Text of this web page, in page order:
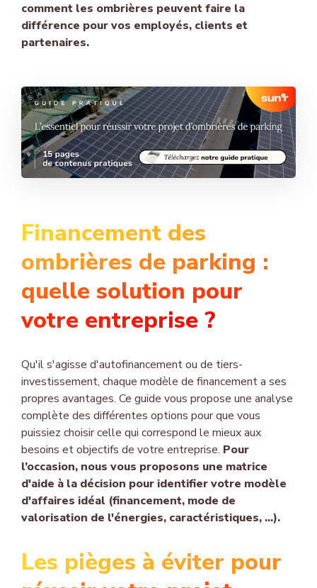
comment les ombrières peuvent faire la
différence pour vos employés, clients et
partenaires.
Financement des
ombrières de parking :
quelle solution pour
votre entreprise ?
Qu'il s'agisse d'autofinancement ou de tiers-
investissement, chaque modèle de financement a ses
propres avantages. Ce guide vous propose une analyse
complète des différentes options pour que vous
puissiez choisir celle qui correspond le mieux aux
besoins et objectifs de votre entreprise. Pour
l’occasion, nous vous proposons une matrice
d'aide à la décision pour identifier votre modèle
d'affaires idéal (financement, mode de
valorisation de l'énergies, caractéristiques, ...).
Les pièges à éviter pour